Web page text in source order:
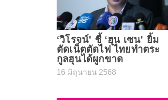
‘วิโรจน์’ ชี้ ‘ฮุน เซน’ ยิ้ม
ตัดเน็ตตัดไฟ ไทยทำตระ
กูลฮุนได้ผูกขาด
16 มิถุนายน 2568